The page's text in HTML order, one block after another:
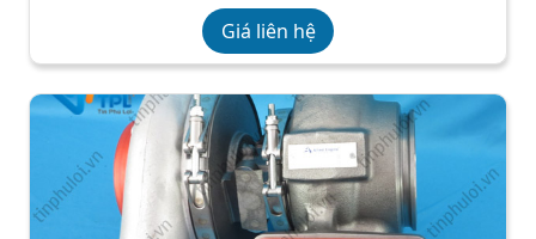
Giá liên hệ